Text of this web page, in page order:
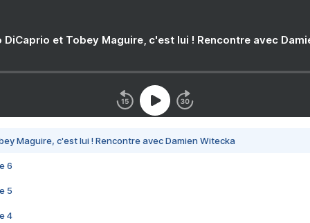
DiCaprio et Tobey Maguire, c'est lui ! Rencontre avec
Maguire, c'est lui ! Rencontre avec Damien Witecka
6
5
4